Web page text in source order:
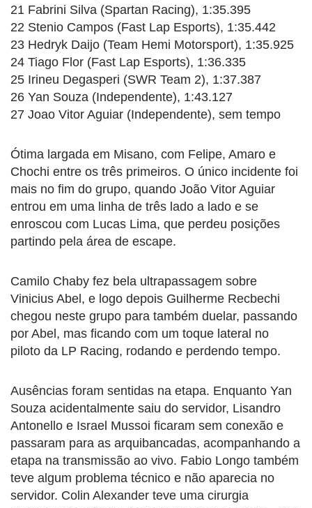
21 Fabrini Silva (Spartan Racing), 1:35.395
22 Stenio Campos (Fast Lap Esports), 1:35.442
23 Hedryk Daijo (Team Hemi Motorsport), 1:35.925
24 Tiago Flor (Fast Lap Esports), 1:36.335
25 Irineu Degasperi (SWR Team 2), 1:37.387
26 Yan Souza (Independente), 1:43.127
27 Joao Vitor Aguiar (Independente), sem tempo
Ótima largada em Misano, com Felipe, Amaro e
Chochi entre os três primeiros. O único incidente foi
mais no fim do grupo, quando João Vitor Aguiar
entrou em uma linha de três lado a lado e se
enroscou com Lucas Lima, que perdeu posições
partindo pela área de escape.
Camilo Chaby fez bela ultrapassagem sobre
Vinicius Abel, e logo depois Guilherme Recbechi
chegou neste grupo para também duelar, passando
por Abel, mas ficando com um toque lateral no
piloto da LP Racing, rodando e perdendo tempo.
Ausências foram sentidas na etapa. Enquanto Yan
Souza acidentalmente saiu do servidor, Lisandro
Antonello e Israel Mussoi ficaram sem conexão e
passaram para as arquibancadas, acompanhando a
etapa na transmissão ao vivo. Fabio Longo também
teve algum problema técnico e não aparecia no
servidor. Colin Alexander teve uma cirurgia